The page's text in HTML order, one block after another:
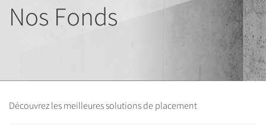
Nos Fonds
Découvrez les meilleures solutions de placement